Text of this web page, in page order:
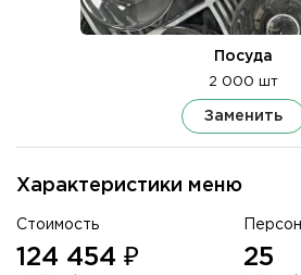
Характеристики меню
Стоимость
124 454 ₽
Персон
25
Посуда
2 000 шт
Заменить